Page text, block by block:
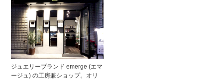
ジュエリーブランド emerge (エマ
ージュ) の工房兼ショップ。オリ